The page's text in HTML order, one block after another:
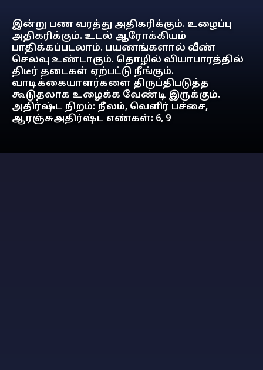
இன்று பண வரத்து அதிகரிக்கும். உழைப்பு
அதிகரிக்கும். உடல் ஆரோக்கியம்
பாதிக்கப்படலாம். பயணங்களால் வீண்
செலவு உண்டாகும். தொழில் வியாபாரத்தில்
திடீர் தடைகள் ஏற்பட்டு நீங்கும்.
வாடிக்கையாளர்களை திருப்திபடுத்த
கூடுதலாக உழைக்க வேண்டி இருக்கும்.
அதிர்ஷ்ட நிறம்: நீலம், வெளிர் பச்சை,
ஆரஞ்சுஅதிர்ஷ்ட எண்கள்: 6, 9